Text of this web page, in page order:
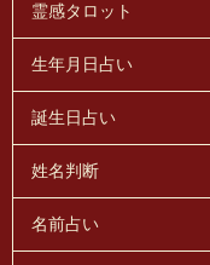
霊感タロット
生年月日占い
誕生日占い
姓名判断
名前占い